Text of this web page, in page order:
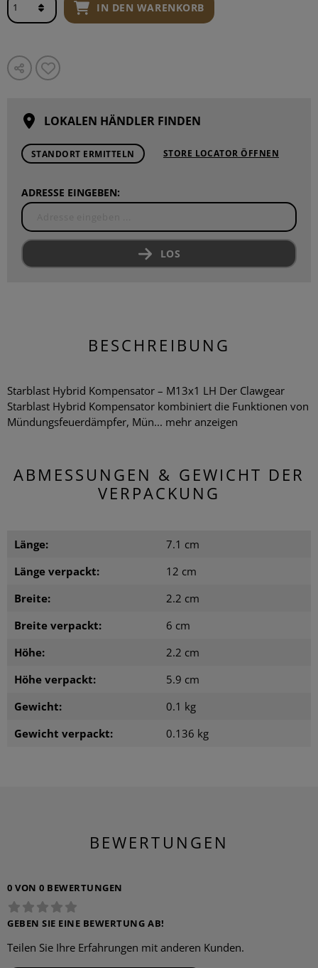
IN DEN WARENKORB
LOKALEN HÄNDLER FINDEN
STANDORT ERMITTELN STORE LOCATOR ÖFFNEN
ADRESSE EINGEBEN:
LOS
BESCHREIBUNG
Starblast Hybrid Kompensator – M13x1 LH Der Clawgear
Starblast Hybrid Kompensator kombiniert die Funktionen von
Mündungsfeuerdämpfer, Mün... mehr anzeigen
ABMESSUNGEN & GEWICHT DER
VERPACKUNG
Länge:
7.1 cm
Länge verpackt:
12 cm
Breite:
2.2 cm
Breite verpackt:
6 cm
Höhe:
2.2 cm
Höhe verpackt:
5.9 cm
Gewicht:
0.1 kg
Gewicht verpackt:
0.136 kg
BEWERTUNGEN
0 VON 0 BEWERTUNGEN
GEBEN SIE EINE BEWERTUNG AB!
Teilen Sie Ihre Erfahrungen mit anderen Kunden.